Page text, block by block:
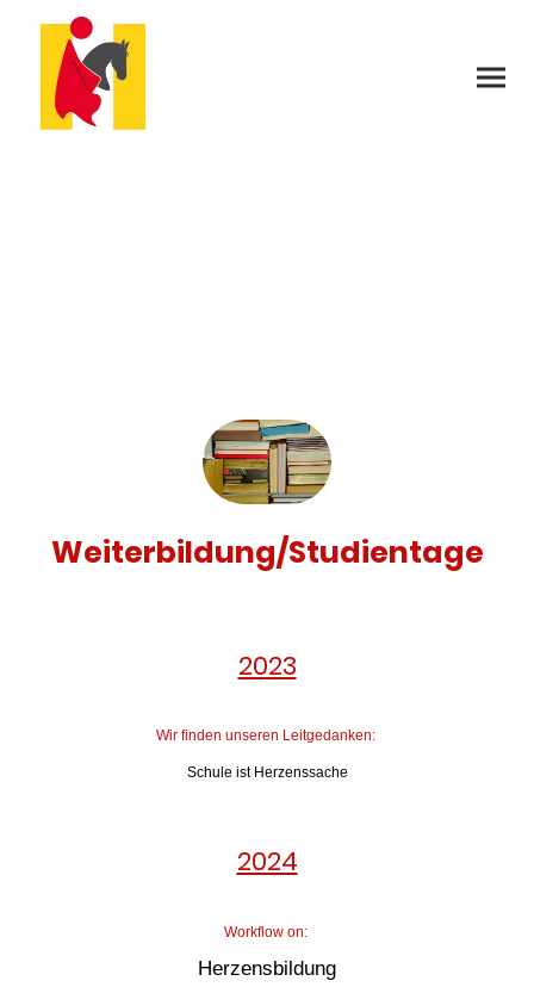
Weiterbildung/Studientage
2023
Wir finden unseren Leitgedanken:
Schule ist Herzenssache
2024
Workflow on:
Herzensbildung